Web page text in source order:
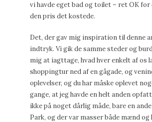
vi havde eget bad og toilet – ret OK
den pris det kostede.
Det, der gav mig inspiration til denne
indtryk. Vi gik de samme steder og
mig at iagttage, hvad hver enkelt af os
shoppingtur ned af en gågade, og
oplevelser, og du har måske oplevet
gange, at jeg havde en helt anden
ikke på noget dårlig måde, bare en
Park, og der var masser både mænd